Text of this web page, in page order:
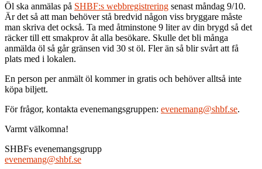
Öl ska anmälas på SHBF:s webbregistrering senast måndag 9/10.
Är det så att man behöver stå bredvid någon viss bryggare måste
man skriva det också. Ta med åtminstone 9 liter av din brygd så det
räcker till ett smakprov åt alla besökare. Skulle det bli många
anmälda öl så går gränsen vid 30 st öl. Fler än så blir svårt att få
plats med i lokalen.
En person per anmält öl kommer in gratis och behöver alltså inte
köpa biljett.
För frågor, kontakta evenemangsgruppen: evenemang@shbf.se.
Varmt välkomna!
SHBFs evenemangsgrupp
evenemang@shbf.se